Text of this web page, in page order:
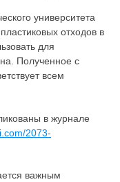
университета
отходов в
для
Полученное с
всем
в журнале
2073-
важным